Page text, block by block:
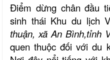
Điểm dừng chân đầu
sinh thái Khu du lịch
thuận, xãAn Bình,tỉnh
quen thuộc đối với du